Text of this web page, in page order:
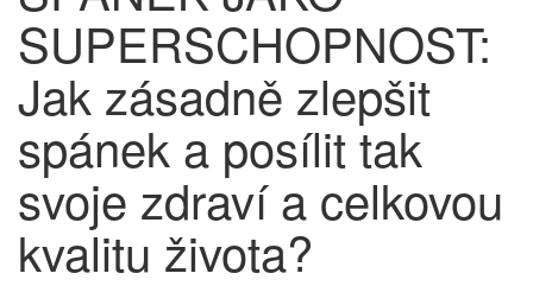
SUPERSCHOPNOST:
Jak zásadně zlepšit
spánek a posílit tak
svoje zdraví a celkovou
kvalitu života?